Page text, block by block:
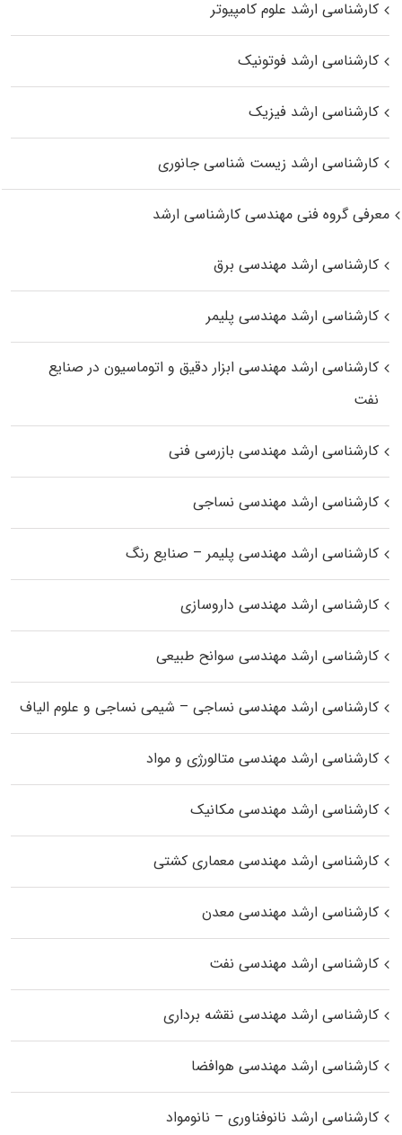
کارشناسی ارشد علوم کامپیوتر
کارشناسی ارشد فوتونیک
کارشناسی ارشد فیزیک
کارشناسی ارشد زیست‌ شناسی جانوری
معرفی گروه فنی مهندسی کارشناسی ارشد
کارشناسی ارشد مهندسی برق
کارشناسی ارشد مهندسی پلیمر
کارشناسی ارشد مهندسی ابزار دقیق و اتوماسیون در صنایع
نفت
کارشناسی ارشد مهندسی بازرسی فنی
کارشناسی ارشد مهندسی نساجی
کارشناسی ارشد مهندسی پلیمر – صنایع رنگ
کارشناسی ارشد مهندسی داروسازی
کارشناسی ارشد مهندسی سوانح طبیعی
کارشناسی ارشد مهندسی نساجی – شیمی نساجی و علوم الیاف
کارشناسی ارشد مهندسی متالورژی و مواد
کارشناسی ارشد مهندسی مکانیک
کارشناسی ارشد مهندسی معماری کشتی
کارشناسی ارشد مهندسی معدن
کارشناسی ارشد مهندسی نفت
کارشناسی ارشد مهندسی نقشه برداری
کارشناسی ارشد مهندسی هوافضا
کارشناسی ارشد نانوفناوری – نانومواد